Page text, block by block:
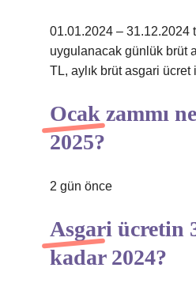
01.01.2024 – 31.12.2024
uygulanacak günlük brüt
TL, aylık brüt asgari ücret
Ocak zammı
2025?
2 gün önce
Asgari ücretin
kadar 2024?